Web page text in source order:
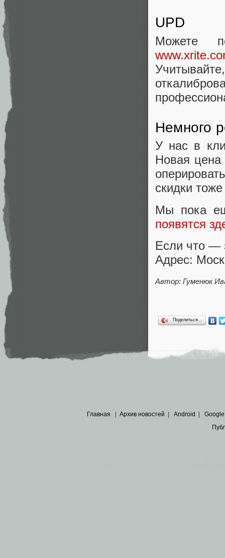
UPD
Можете
Немного
У нас в
Новая
скидки тоже
Мы пока
появятся
Если что —
Адрес:
Автор: Гуменюк
Поделиться…
Главная Архив новостей Android Google